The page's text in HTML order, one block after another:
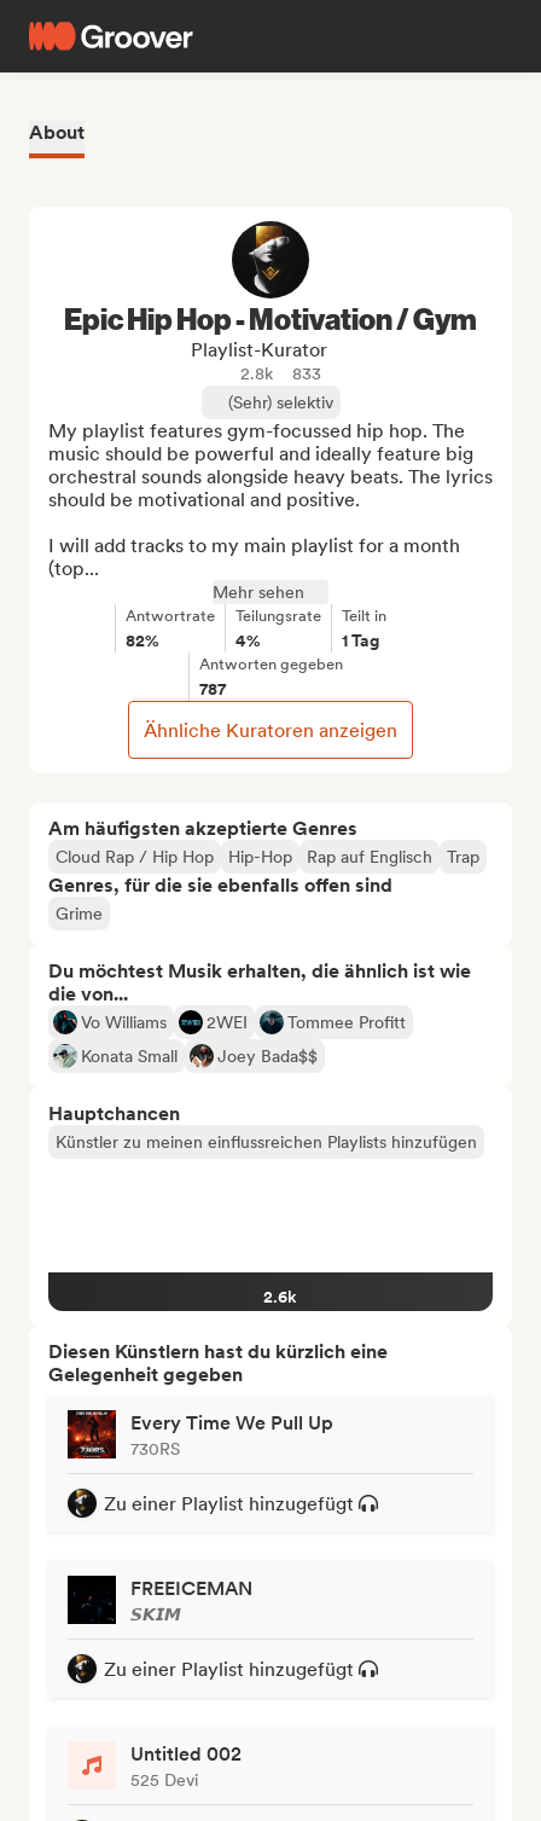
About
Am häufigsten akzeptierte Genres
Cloud Rap / Hip Hop Hip-Hop Rap auf Englisch Trap
Genres, für die sie ebenfalls offen sind
Grime
Du möchtest Musik erhalten, die ähnlich ist wie
die von...
Vo Williams 2WEI
Tommee Profitt
Konata Small
Joey Bada$$
Hauptchancen
Künstler zu meinen einflussreichen Playlists hinzufügen
2.6k
Diesen Künstlern hast du kürzlich eine
Gelegenheit gegeben
Every Time We Pull Up
730RS
Zu einer Playlist hinzugefügt
FREEICEMAN
𝙎𝙆𝙄𝙈
Zu einer Playlist hinzugefügt
Untitled 002
525 Devi
Epic Hip Hop - Motivation / Gym
Playlist-Kurator
2.8k
833
(Sehr) selektiv
My playlist features gym-focussed hip hop. The
music should be powerful and ideally feature big
orchestral sounds alongside heavy beats. The lyrics
should be motivational and positive.
I will add tracks to my main playlist for a month
(top...
Mehr sehen
Antwortrate
82%
Teilungsrate
4%
Teilt in
1 Tag
Antworten gegeben
787
Ähnliche Kuratoren anzeigen